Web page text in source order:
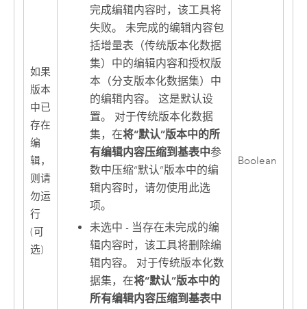
如果
版本
中已
存在
编
辑，
则请
勿运
行
(可
选)
完成编辑内容时，该工具将
失败。 未完成的编辑内容包
括增量表（传统版本化数据
集）中的编辑内容和授权版
本（分支版本化数据集）中
的编辑内容。 这是默认设
置。 对于传统版本化数据
集，在将“默认”版本中的所
有编辑内容压缩到基表中参
数中压缩“默认”版本中的编
辑内容时，请勿使用此选
项。
未选中 - 当存在未完成的编
辑内容时，该工具将删除编
辑内容。 对于传统版本化数
据集，在将“默认”版本中的
所有编辑内容压缩到基表中
Boolean